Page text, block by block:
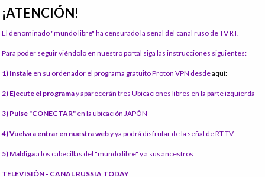
¡ATENCIÓN!
El denominado "mundo libre" ha censurado la señal del canal ruso de TV RT.
Para poder seguir viéndolo en nuestro portal siga las instrucciones siguientes:
1) Instale en su ordenador el programa gratuito Proton VPN desdeaquí:
2) Ejecute el programay aparecerán tres Ubicaciones libres en la parte izquierda
3) Pulse "CONECTAR" en la ubicación JAPÓN
4) Vuelva a entrar en nuestra weby ya podrá disfrutar de la señal de RT TV
5) Maldigaa los cabecillas del "mundo libre" y a sus ancestros
TELEVISIÓN - CANAL RUSSIA TODAY